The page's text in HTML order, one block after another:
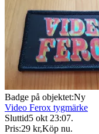
Badge på objektet:Ny
Video Ferox tygmärke
Sluttid5 okt 23:07.
Pris:29 kr,Köp nu.